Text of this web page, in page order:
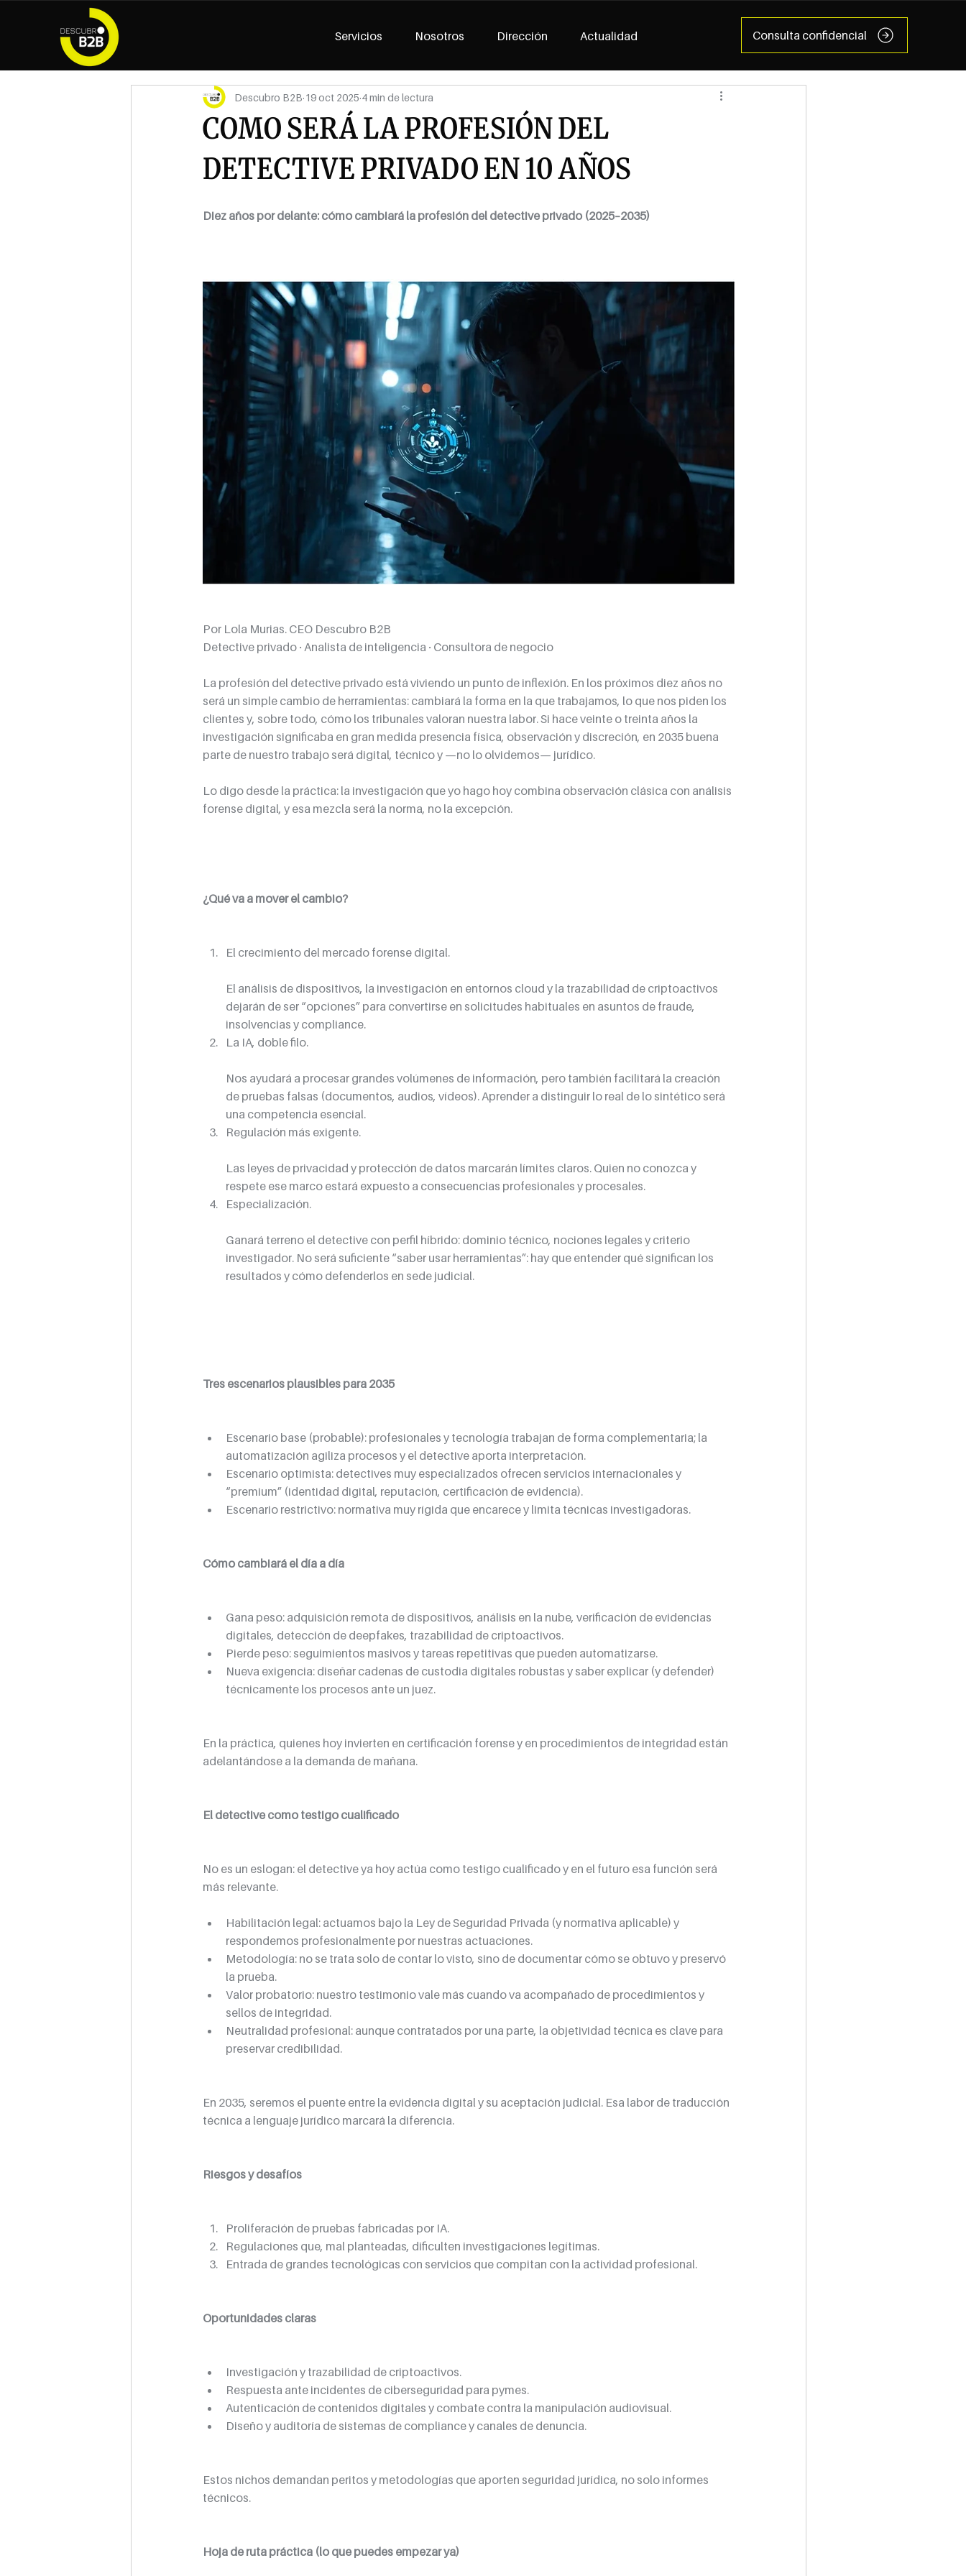
Servicios Nosotros Dirección Actualidad Consulta confidencial
COMO SERÁ LA PROFESIÓN DEL
DETECTIVE PRIVADO EN 10 AÑOS
Descubro B2B 19 oct 2025 4 min de lectura
Diez años por delante: cómo cambiará la profesión del detective privado (2025–2035)
Por Lola Murias. CEO Descubro B2B
Detective privado · Analista de inteligencia · Consultora de negocio
La profesión del detective privado está viviendo un punto de inflexión. En los próximos diez años no
será un simple cambio de herramientas: cambiará la forma en la que trabajamos, lo que nos piden los
clientes y, sobre todo, cómo los tribunales valoran nuestra labor. Si hace veinte o treinta años la
investigación significaba en gran medida presencia física, observación y discreción, en 2035 buena
parte de nuestro trabajo será digital, técnico y —no lo olvidemos— jurídico.
Lo digo desde la práctica: la investigación que yo hago hoy combina observación clásica con análisis
forense digital, y esa mezcla será la norma, no la excepción.
¿Qué va a mover el cambio?
El crecimiento del mercado forense digital.
El análisis de dispositivos, la investigación en entornos cloud y la trazabilidad de criptoactivos
dejarán de ser “opciones” para convertirse en solicitudes habituales en asuntos de fraude,
insolvencias y compliance.
La IA, doble filo.
Nos ayudará a procesar grandes volúmenes de información, pero también facilitará la creación
de pruebas falsas (documentos, audios, vídeos). Aprender a distinguir lo real de lo sintético será
una competencia esencial.
Regulación más exigente.
Las leyes de privacidad y protección de datos marcarán límites claros. Quien no conozca y
respete ese marco estará expuesto a consecuencias profesionales y procesales.
Especialización.
Ganará terreno el detective con perfil híbrido: dominio técnico, nociones legales y criterio
investigador. No será suficiente “saber usar herramientas”: hay que entender qué significan los
resultados y cómo defenderlos en sede judicial.
Tres escenarios plausibles para 2035
Escenario base (probable): profesionales y tecnología trabajan de forma complementaria; la
automatización agiliza procesos y el detective aporta interpretación.
Escenario optimista: detectives muy especializados ofrecen servicios internacionales y
“premium” (identidad digital, reputación, certificación de evidencia).
Escenario restrictivo: normativa muy rígida que encarece y limita técnicas investigadoras.
Cómo cambiará el día a día
Gana peso: adquisición remota de dispositivos, análisis en la nube, verificación de evidencias
digitales, detección de deepfakes, trazabilidad de criptoactivos.
Pierde peso: seguimientos masivos y tareas repetitivas que pueden automatizarse.
Nueva exigencia: diseñar cadenas de custodia digitales robustas y saber explicar (y defender)
técnicamente los procesos ante un juez.
En la práctica, quienes hoy invierten en certificación forense y en procedimientos de integridad están
adelantándose a la demanda de mañana.
El detective como testigo cualificado
No es un eslogan: el detective ya hoy actúa como testigo cualificado y en el futuro esa función será
más relevante.
Habilitación legal: actuamos bajo la Ley de Seguridad Privada (y normativa aplicable) y
respondemos profesionalmente por nuestras actuaciones.
Metodología: no se trata solo de contar lo visto, sino de documentar cómo se obtuvo y preservó
la prueba.
Valor probatorio: nuestro testimonio vale más cuando va acompañado de procedimientos y
sellos de integridad.
Neutralidad profesional: aunque contratados por una parte, la objetividad técnica es clave para
preservar credibilidad.
En 2035, seremos el puente entre la evidencia digital y su aceptación judicial. Esa labor de traducción
técnica a lenguaje jurídico marcará la diferencia.
Riesgos y desafíos
Proliferación de pruebas fabricadas por IA.
Regulaciones que, mal planteadas, dificulten investigaciones legítimas.
Entrada de grandes tecnológicas con servicios que compitan con la actividad profesional.
Oportunidades claras
Investigación y trazabilidad de criptoactivos.
Respuesta ante incidentes de ciberseguridad para pymes.
Autenticación de contenidos digitales y combate contra la manipulación audiovisual.
Diseño y auditoría de sistemas de compliance y canales de denuncia.
Estos nichos demandan peritos y metodologías que aporten seguridad jurídica, no solo informes
técnicos.
Hoja de ruta práctica (lo que puedes empezar ya)